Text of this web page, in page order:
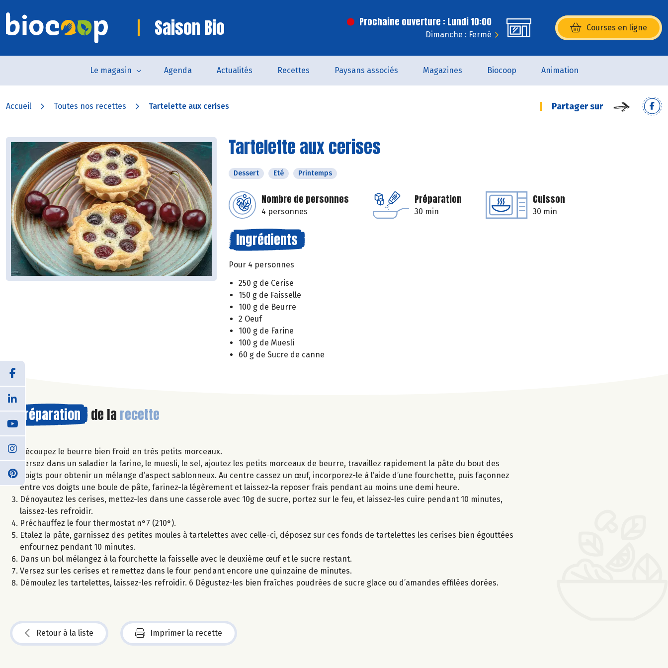
Saison Bio Prochaine ouverture : Lundi 10:00
Dimanche : Fermé
Courses en ligne
(s’ouvre dans une nouvelle
Le magasin Agenda Actualités Recettes Paysans associés Magazines Biocoop Animation
Accueil Toutes nos recettes Tartelette aux cerises Partager sur
Tartelette aux cerises
Dessert Eté Printemps
Nombre de personnes
4 personnes
Préparation
30 min
Cuisson
30 min
Ingrédients
Pour 4 personnes
250 g de Cerise
150 g de Faisselle
100 g de Beurre
2 Oeuf
100 g de Farine
100 g de Muesli
60 g de Sucre de canne
Préparation de la recette
Découpez le beurre bien froid en très petits morceaux.
Versez dans un saladier la farine, le muesli, le sel, ajoutez les petits morceaux de beurre, travaillez rapidement la pâte du bout des
doigts pour obtenir un mélange d’aspect sablonneux. Au centre cassez un œuf, incorporez-le à l’aide d’une fourchette, puis façonnez
entre vos doigts une boule de pâte, farinez-la légèrement et laissez-la reposer frais pendant au moins une demi heure.
Dénoyautez les cerises, mettez-les dans une casserole avec 10g de sucre, portez sur le feu, et laissez-les cuire pendant 10 minutes,
laissez-les refroidir.
Préchauffez le four thermostat n°7 (210°).
Etalez la pâte, garnissez des petites moules à tartelettes avec celle-ci, déposez sur ces fonds de tartelettes les cerises bien égouttées
enfournez pendant 10 minutes.
Dans un bol mélangez à la fourchette la faisselle avec le deuxième œuf et le sucre restant.
Versez sur les cerises et remettez dans le four pendant encore une quinzaine de minutes.
Démoulez les tartelettes, laissez-les refroidir. 6 Dégustez-les bien fraîches poudrées de sucre glace ou d’amandes effilées dorées.
Retour à la liste Imprimer la recette